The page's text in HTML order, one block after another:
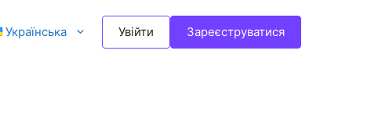
Українська Увійти Зареєструватися